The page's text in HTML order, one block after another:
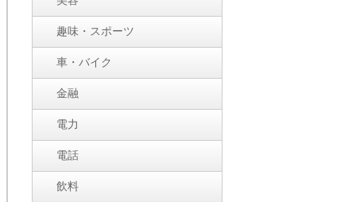
趣味・スポーツ
車・バイク
金融
電力
電話
飲料